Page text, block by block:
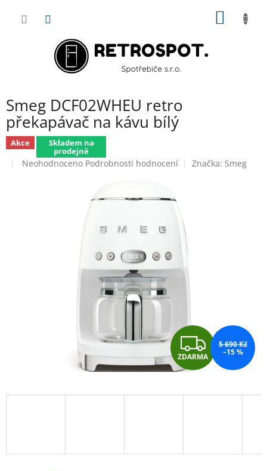
Smeg DCF02WHEU retro
překapávač na kávu bílý
Akce Skladem na
prodejně
Průměrné
Neohodnoceno Podrobnosti hodnocení Značka: Smeg
Z
D
A
ZDARMA
5 690 Kč
–15 %